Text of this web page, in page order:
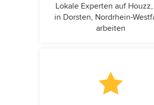
Lokale Experten auf
in Dorsten, Nordrhein-
arbeiten